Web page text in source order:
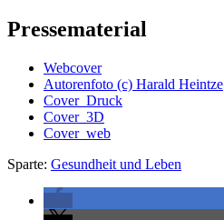
Pressematerial
Webcover
Autorenfoto (c) Harald Heintze
Cover_Druck
Cover_3D
Cover_web
Sparte: Gesundheit und Leben